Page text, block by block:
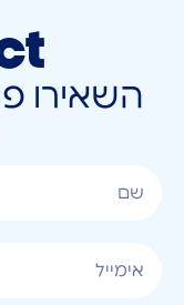
השאירו